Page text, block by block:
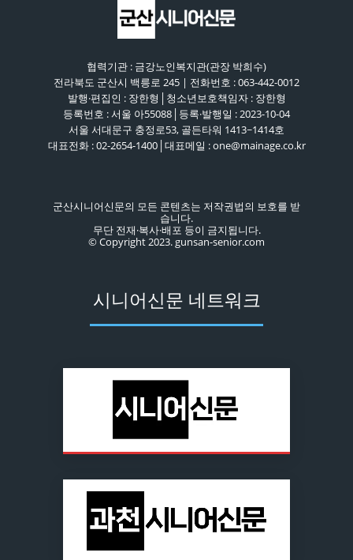
협력기관 : 금강노인복지관(관장 박희수)
전라북도 군산시 백릉로 245 | 전화번호 : 063-442-0012
발행·편집인 : 장한형│청소년보호책임자 : 장한형
등록번호 : 서울 아55088│등록·발행일 : 2023-10-04
서울 서대문구 충정로53, 골든타워 1413~1414호
대표전화 : 02-2654-1400│대표메일 : one@mainage.co.kr
군산시니어신문의 모든 콘텐츠는 저작권법의 보호를 받
습니다.
무단 전재·복사·배포 등이 금지됩니다.
© Copyright 2023. gunsan-senior.com
시니어신문 네트워크